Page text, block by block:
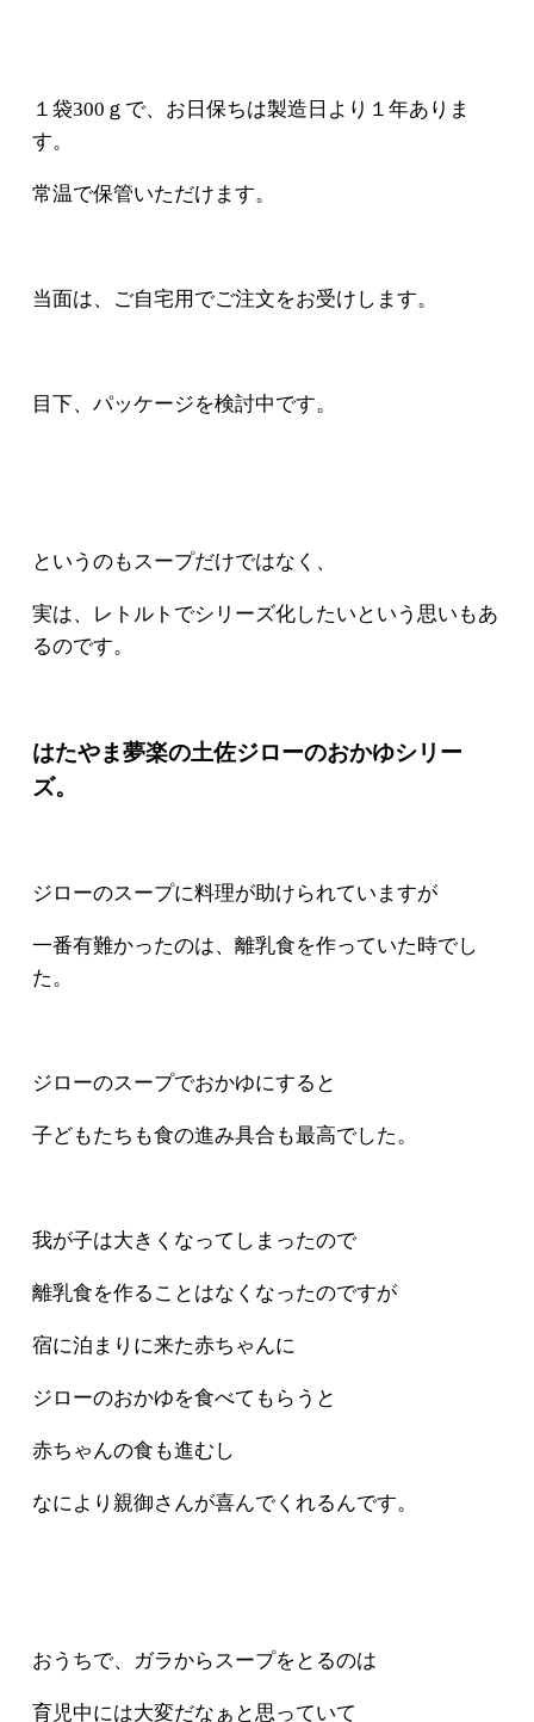
１袋300ｇで、お日保ちは製造日より１年ありま
す。
常温で保管いただけます。
当面は、ご自宅用でご注文をお受けします。
目下、パッケージを検討中です。
というのもスープだけではなく、
実は、レトルトでシリーズ化したいという思いもあ
るのです。
はたやま夢楽の土佐ジローのおかゆシリー
ズ。
ジローのスープに料理が助けられていますが
一番有難かったのは、離乳食を作っていた時でし
た。
ジローのスープでおかゆにすると
子どもたちも食の進み具合も最高でした。
我が子は大きくなってしまったので
離乳食を作ることはなくなったのですが
宿に泊まりに来た赤ちゃんに
ジローのおかゆを食べてもらうと
赤ちゃんの食も進むし
なにより親御さんが喜んでくれるんです。
おうちで、ガラからスープをとるのは
育児中には大変だなぁと思っていて